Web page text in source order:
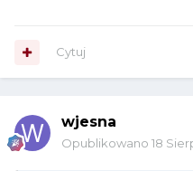
Cytuj
wjesna
Opublikowano 18